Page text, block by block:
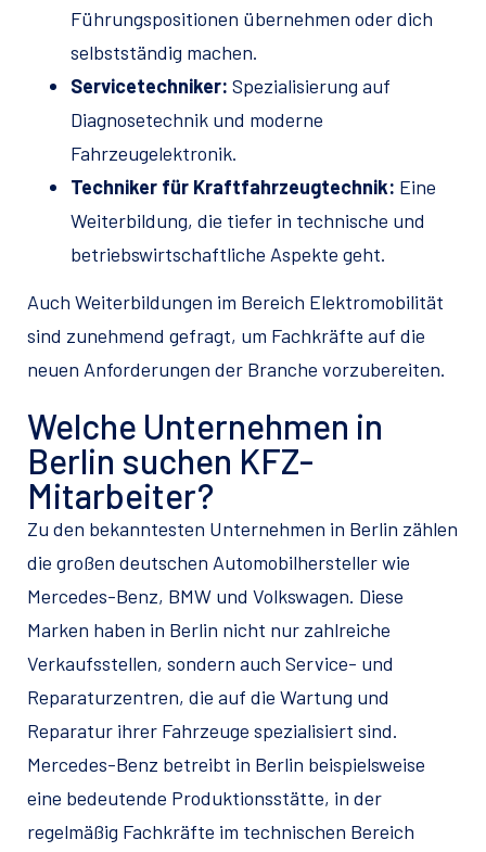
Führungspositionen übernehmen oder dich
selbstständig machen.
Servicetechniker: Spezialisierung auf
Diagnosetechnik und moderne
Fahrzeugelektronik.
Techniker für Kraftfahrzeugtechnik: Eine
Weiterbildung, die tiefer in technische und
betriebswirtschaftliche Aspekte geht.
Auch Weiterbildungen im Bereich Elektromobilität
sind zunehmend gefragt, um Fachkräfte auf die
neuen Anforderungen der Branche vorzubereiten.
Welche Unternehmen in
Berlin suchen KFZ-
Mitarbeiter?
Zu den bekanntesten Unternehmen in Berlin zählen
die großen deutschen Automobilhersteller wie
Mercedes-Benz, BMW und Volkswagen. Diese
Marken haben in Berlin nicht nur zahlreiche
Verkaufsstellen, sondern auch Service- und
Reparaturzentren, die auf die Wartung und
Reparatur ihrer Fahrzeuge spezialisiert sind.
Mercedes-Benz betreibt in Berlin beispielsweise
eine bedeutende Produktionsstätte, in der
regelmäßig Fachkräfte im technischen Bereich